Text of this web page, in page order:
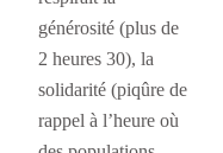
générosité (plus de
2 heures 30), la
solidarité (piqûre de
rappel à l’heure où